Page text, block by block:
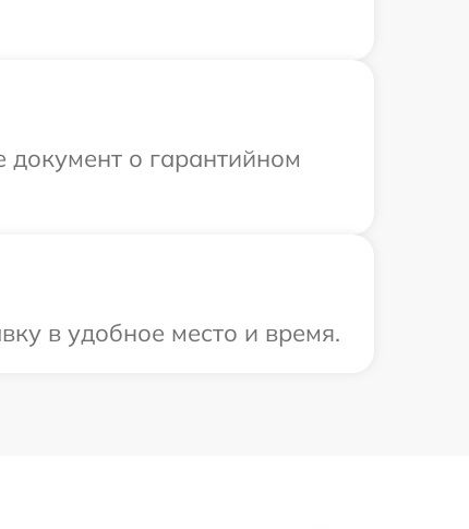
о гарантийном
в удобное место и время.